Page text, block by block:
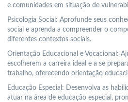
e comunidades em situação de
Psicologia Social: Aprofunde seus
social e aprenda a compreender o
diferentes contextos sociais.
Orientação Educacional e Vocacional:
escolherem a carreira ideal e a se
trabalho, oferecendo orientação
Educação Especial: Desenvolva as
atuar na área de educação especial,